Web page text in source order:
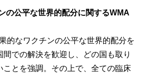
の公平な世界的配分に関するWMA
的なワクチンの公平な世界的配分を
での解決を歓迎し、どの国も取り
ことを強調。その上で、全ての臨床